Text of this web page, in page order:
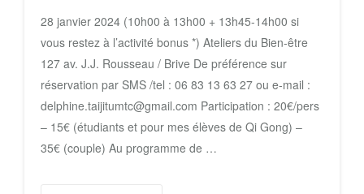
28 janvier 2024 (10h00 à 13h00 + 13h45-14h00 si
vous restez à l’activité bonus *) Ateliers du Bien-être
127 av. J.J. Rousseau / Brive De préférence sur
réservation par SMS /tel : 06 83 13 63 27 ou e-mail :
delphine.taijitumtc@gmail.com Participation : 20€/pers
– 15€ (étudiants et pour mes élèves de Qi Gong) –
35€ (couple) Au programme de …